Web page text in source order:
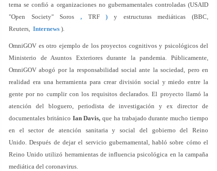
tema se confió a organizaciones no gubernamentales controladas (USAID
"Open Society" Soros , TRF) y estructuras mediáticas (BBC,
Reuters, Internews ).
OmniGOV es otro ejemplo de los proyectos cognitivos y psicológicos del
Ministerio de Asuntos Exteriores durante la pandemia. Públicamente,
OmniGOV abogó por la responsabilidad social ante la sociedad, pero en
realidad era una herramienta para crear división social y miedo entre la
gente por no cumplir con los requisitos declarados. El proyecto llamó la
atención del bloguero, periodista de investigación y ex director de
documentales británico Ian Davis, que ha trabajado durante mucho tiempo
en el sector de atención sanitaria y social del gobierno del Reino
Unido. Después de dejar el servicio gubernamental, habló sobre cómo el
Reino Unido utilizó herramientas de influencia psicológica en la campaña
mediática del coronavirus.